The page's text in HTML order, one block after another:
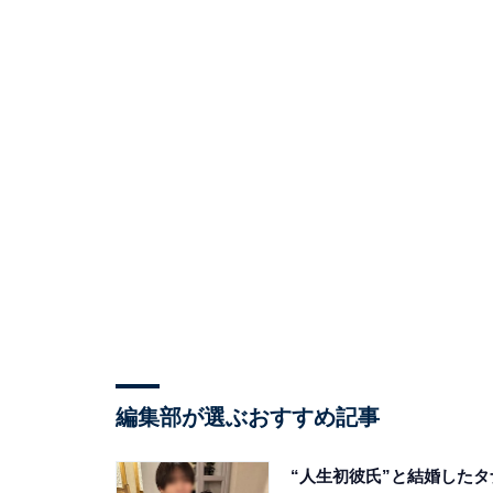
編集部が選ぶおすすめ記事
“人生初彼氏”と結婚したタ